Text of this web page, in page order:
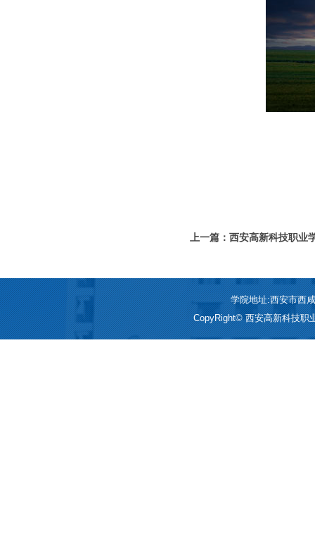
上一篇：西安高新科技职业
学院地址:西安市西
CopyRight© 西安高新科技职